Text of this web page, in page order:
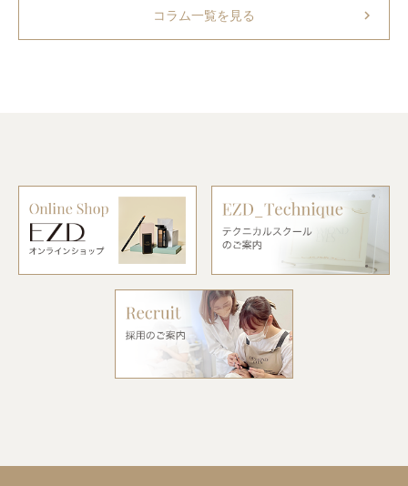
コラム一覧を見る chevron_right